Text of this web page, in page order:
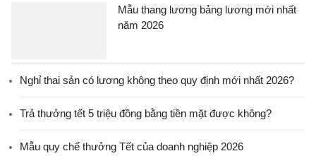
Mẫu thang lương bảng lương mới nhất
năm 2026
Nghỉ thai sản có lương không theo quy định mới nhất 2026?
Trả thưởng tết 5 triệu đồng bằng tiền mặt được không?
Mẫu quy chế thưởng Tết của doanh nghiệp 2026